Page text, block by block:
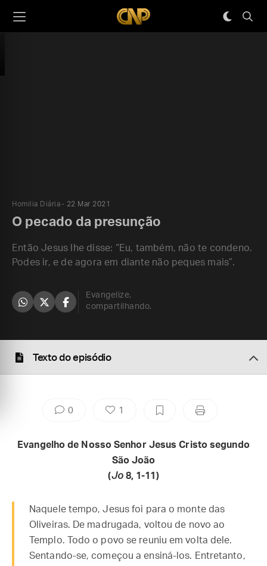
Homilia Diária 22 Mar 2021
O pecado da presunção
Então Jesus lhe disse: “Eu, também, não te condeno.
Podes ir, e de agora em diante não peques mais”.
Evangelize,
compartilhando.
Texto do episódio
0 1
Evangelho de Nosso Senhor Jesus Cristo segundo
São João
(Jo8, 1-11)
Naquele tempo, Jesus foi para o monte das
Oliveiras. De madrugada, voltou de novo ao
Templo. Todo o povo se reuniu em volta dele.
Sentando-se, começou a ensiná-los. Entretanto,